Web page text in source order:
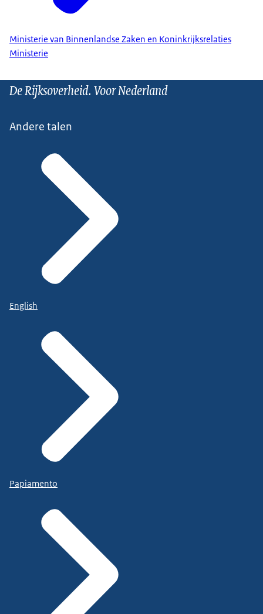
Ministerie van Binnenlandse Zaken en Koninkrijksrelaties
Ministerie
De Rijksoverheid. Voor Nederland
Andere talen
English
Papiamento